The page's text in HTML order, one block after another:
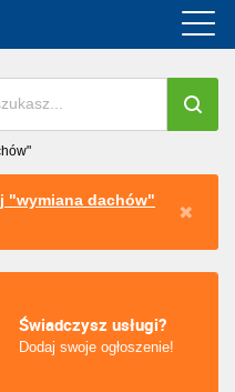
"wymiana dachów"
Świadczysz usługi?
Dodaj swoje ogłoszenie!